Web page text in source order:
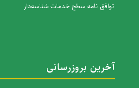
توافق نامه سطح خدمات شناسه‌دار
آخرین بروزرسانی